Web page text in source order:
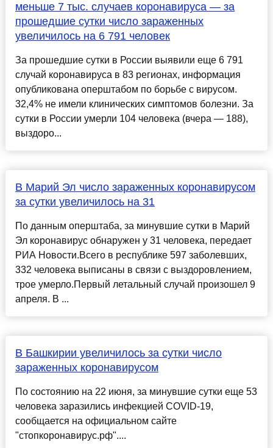
меньше 7 тыс. случаев коронавируса — за
прошедшие сутки число зараженных
увеличилось на 6 791 человек
За прошедшие сутки в России выявили еще 6 791
случай коронавируса в 83 регионах, информация
опубликована оперштабом по борьбе с вирусом.
32,4% не имели клинических симптомов болезни. За
сутки в России умерли 104 человека (вчера — 188),
выздоро...
В Марий Эл число зараженных коронавирусом
за сутки увеличилось на 31
По данным оперштаба, за минувшие сутки в Марий
Эл коронавирус обнаружен у 31 человека, передает
РИА Новости.Всего в республике 597 заболевших,
332 человека выписаны в связи с выздоровлением,
трое умерло.Первый летальный случай произошел 9
апреля. В ...
В Башкирии увеличилось за сутки число
зараженных коронавирусом
По состоянию на 22 июня, за минувшие сутки еще 53
человека заразились инфекцией COVID-19,
сообщается на официальном сайте
"стопкоронавирус.рф"....